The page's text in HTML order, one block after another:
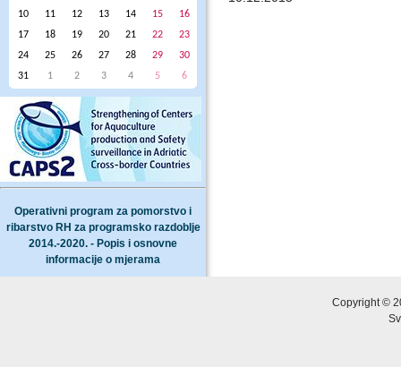
10 11 12 13 14 15
16
17
18 19 20 21 22
23
24
25 26 27 28 29
30
31
1 2 3 4 5 6
Operativni program za pomorstvo i
ribarstvo RH za programsko razdoblje
2014.-2020. - Popis i osnovne
informacije o mjerama
Copyright ©